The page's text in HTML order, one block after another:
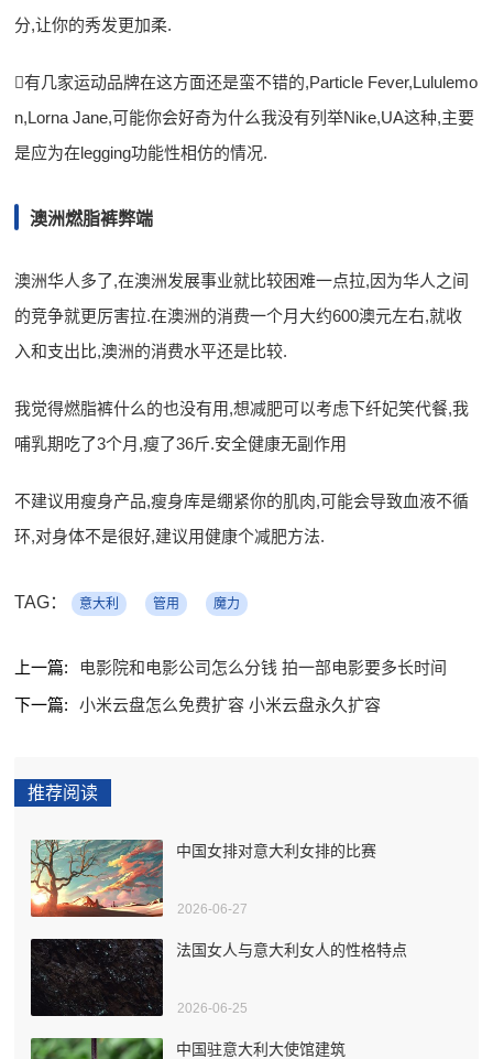
分,让你的秀发更加柔.
有几家运动品牌在这方面还是蛮不错的,Particle Fever,Lululemo
n,Lorna Jane,可能你会好奇为什么我没有列举Nike,UA这种,主要
是应为在legging功能性相仿的情况.
澳洲燃脂裤弊端
澳洲华人多了,在澳洲发展事业就比较困难一点拉,因为华人之间
的竞争就更厉害拉.在澳洲的消费一个月大约600澳元左右,就收
入和支出比,澳洲的消费水平还是比较.
我觉得燃脂裤什么的也没有用,想减肥可以考虑下纤妃笑代餐,我
哺乳期吃了3个月,瘦了36斤.安全健康无副作用
不建议用瘦身产品,瘦身库是绷紧你的肌肉,可能会导致血液不循
环,对身体不是很好,建议用健康个减肥方法.
TAG： 意大利 管用 魔力
上一篇:
电影院和电影公司怎么分钱 拍一部电影要多长时间
下一篇:
小米云盘怎么免费扩容 小米云盘永久扩容
推荐阅读
中国女排对意大利女排的比赛
2026-06-27
法国女人与意大利女人的性格特点
2026-06-25
中国驻意大利大使馆建筑